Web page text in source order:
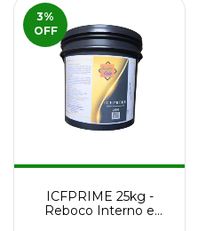
3%
OFF
ICFPRIME 25kg -
Reboco Interno e